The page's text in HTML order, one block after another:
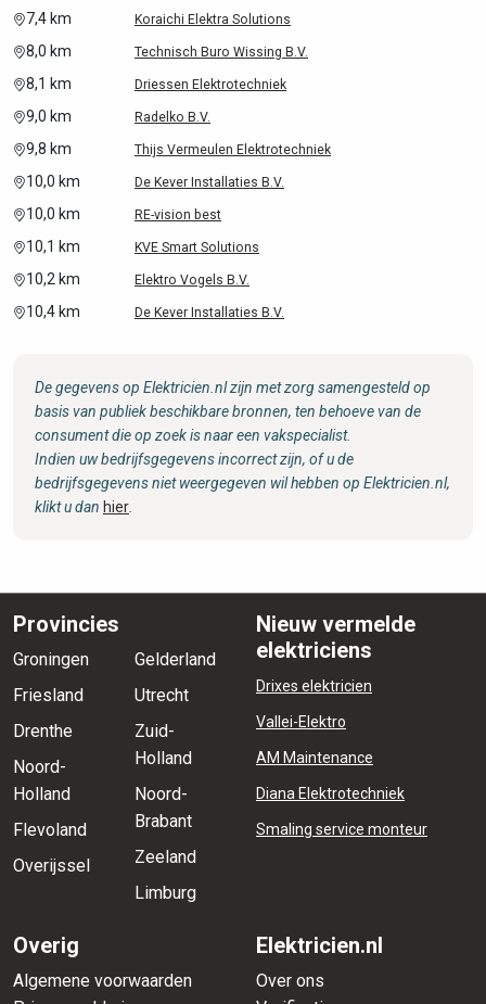
7,4 km Koraichi Elektra Solutions
8,0 km Technisch Buro Wissing B.V.
8,1 km Driessen Elektrotechniek
9,0 km Radelko B.V.
9,8 km Thijs Vermeulen Elektrotechniek
10,0 km De Kever Installaties B.V.
10,0 km RE-vision best
10,1 km KVE Smart Solutions
10,2 km Elektro Vogels B.V.
10,4 km De Kever Installaties B.V.
De gegevens op Elektricien.nl zijn met zorg samengesteld op
basis van publiek beschikbare bronnen, ten behoeve van de
consument die op zoek is naar een vakspecialist.
Indien uw bedrijfsgegevens incorrect zijn, of u de
bedrijfsgegevens niet weergegeven wil hebben op Elektricien.nl,
klikt u dan hier
Provincies
Groningen
Friesland
Drenthe
Noord-
Holland
Flevoland
Overijssel
Gelderland
Utrecht
Zuid-
Holland
Noord-
Brabant
Zeeland
Limburg
Nieuw vermelde
elektriciens
Drixes elektricien
Vallei-Elektro
AM Maintenance
Diana Elektrotechniek
Smaling service monteur
Overig
Algemene voorwaarden
Elektricien.nl
Over ons